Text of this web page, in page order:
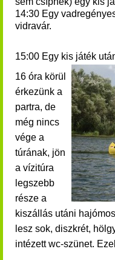
14:30 Egy
vidravár.
15:00 Egy kis játék
16 óra körül
érkezünk a
partra, de
még nincs
vége a
túrának, jön
a vízitúra
legszebb
része a
kiszállás utáni
lesz sok, diszkrét,
intézett wc-szünet.